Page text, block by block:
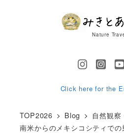
Nature
Click here for the
TOP2026 Blog 自然観察
南米からのメキシコシティで